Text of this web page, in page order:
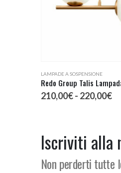
LAMPADE A SOSPENSIONE
210,00€- 220,00€
a
Iscriviti alla
Non perderti tutte